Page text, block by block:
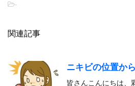
-
関連記事
ニキビの位置か
皆さんこんにちは、